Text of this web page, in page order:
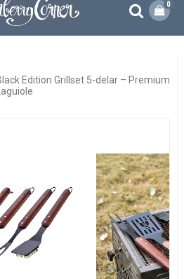
0
Edition Grillset 5-delar – Premium